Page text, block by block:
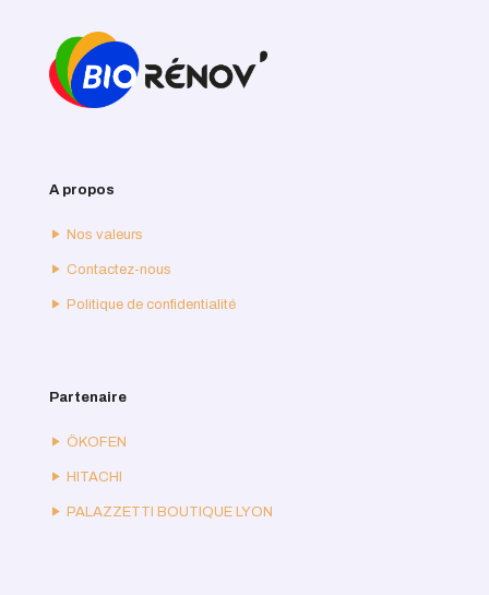
A propos
Nos valeurs
Contactez-nous
Politique de confidentialité
Partenaire
ÖKOFEN
HITACHI
PALAZZETTI BOUTIQUE LYON